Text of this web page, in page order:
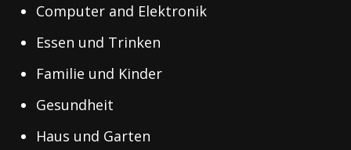
Computer and Elektronik
Essen und Trinken
Familie und Kinder
Gesundheit
Haus und Garten